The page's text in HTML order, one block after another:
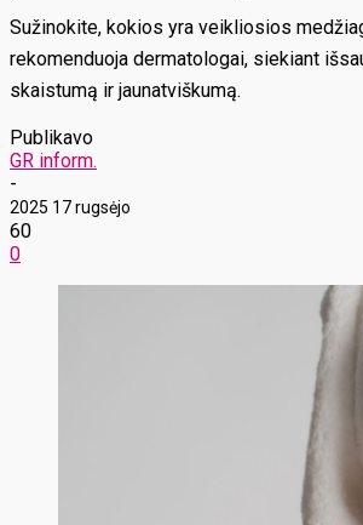
Sužinokite, kokios yra veikliosios
rekomenduoja dermatologai, siekiant
skaistumą ir jaunatviškumą.
Publikavo
GR inform.
-
2025 17 rugsėjo
60
0